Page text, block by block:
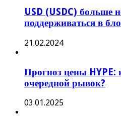
USD (USDC) больше
поддерживаться в
21.02.2024
Прогноз цены HYPE:
очередной рывок?
03.01.2025